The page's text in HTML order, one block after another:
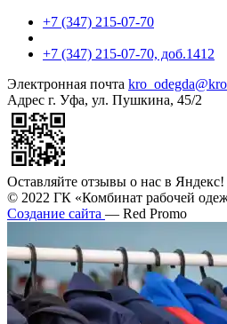
+7 (347) 215-07-70
+7 (347) 215-07-70, доб.1412
Электронная почта
Адрес г. Уфа, ул. Пушкина, 45/2
Оставляйте отзывы о нас в Яндекс!
© 2022 ГК «Комбинат рабочей
Создание сайта — Red Promo